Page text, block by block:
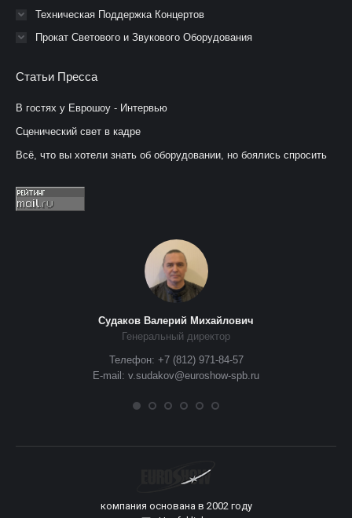
Техническая Поддержка Концертов
Прокат Светового и Звукового Оборудования
Статьи Пресса
В гостях у Еврошоу - Интервью
Сценический свет в кадре
Всё, что вы хотели знать об оборудовании, но боялись спросить
Судаков Валерий Михайлович
Генеральный директор
Телефон: +7 (812) 971-84-57
E-mail: v.sudakov@euroshow-spb.ru
компания основана в 2002 году